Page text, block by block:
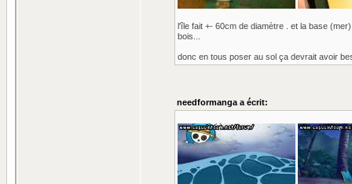
l'île fait +- 60cm de diamètre . et la base
bois...
donc en tous poser au sol ça devrait avoir
needformanga a écrit: